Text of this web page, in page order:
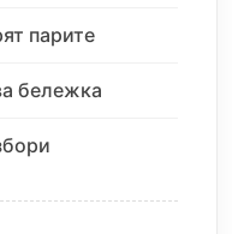
парите
бележка